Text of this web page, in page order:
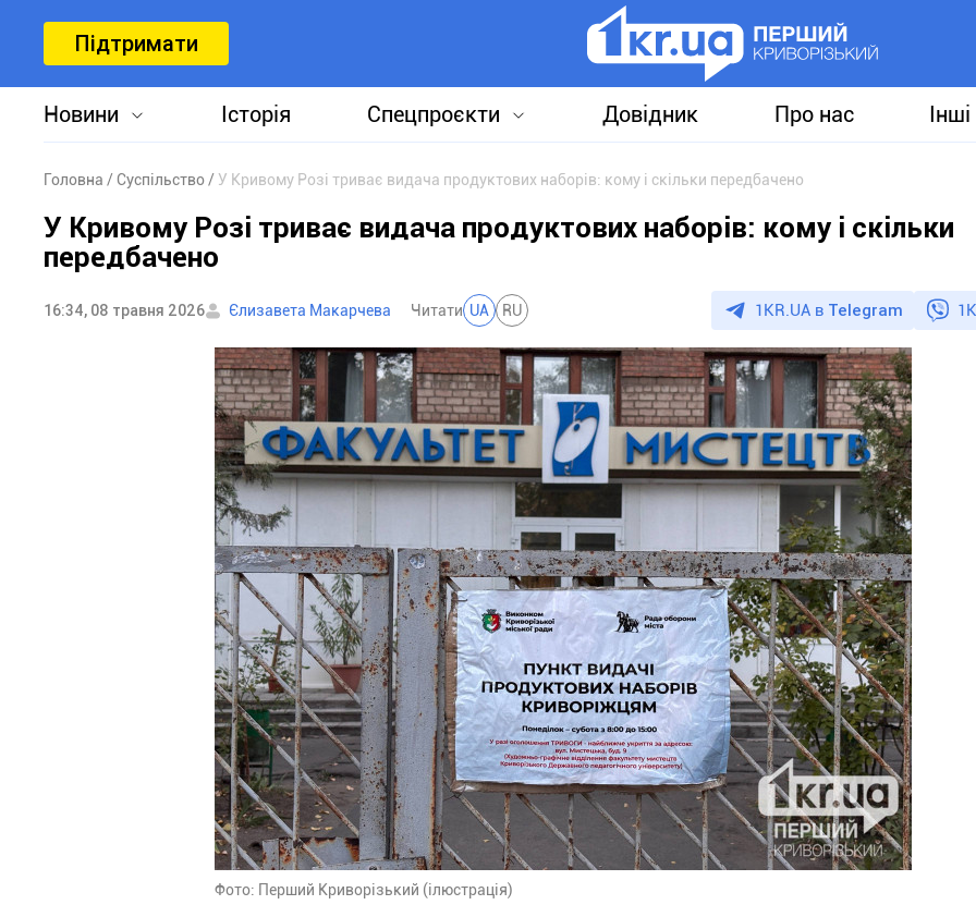
Підтримати
Новини Історія Спецпроєкти Довідник Про нас
Головна Суспільство У Кривому Розі триває видача продуктових наборів: кому і скільки передбачено
У Кривому Розі триває видача продуктових наборів: кому і скільки
передбачено
16:34, 08 травня 2026 Єлизавета Макарчева Читати UA RU 1KR.UA в Telegram
Фото: Перший Криворізький (ілюстрація)